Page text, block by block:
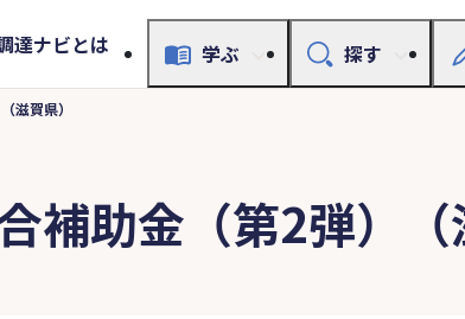
達ナビとは 学ぶ 探す
滋賀県）
補助金（第2弾）